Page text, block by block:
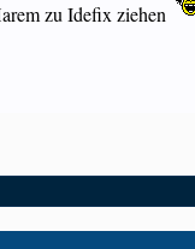
zu Idefix ziehen